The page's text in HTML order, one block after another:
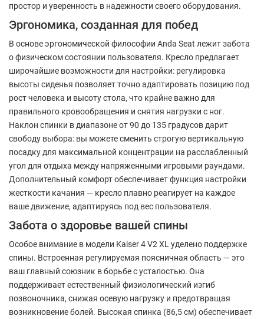
простор и уверенность в надежности своего оборудования.
Эргономика, созданная для побед
В основе эргономической философии Anda Seat лежит забота
о физическом состоянии пользователя. Кресло предлагает
широчайшие возможности для настройки: регулировка
высоты сиденья позволяет точно адаптировать позицию под
рост человека и высоту стола, что крайне важно для
правильного кровообращения и снятия нагрузки с ног.
Наклон спинки в диапазоне от 90 до 135 градусов дарит
свободу выбора: вы можете сменить строгую вертикальную
посадку для максимальной концентрации на расслабленный
угол для отдыха между напряженными игровыми раундами.
Дополнительный комфорт обеспечивает функция настройки
жесткости качания — кресло плавно реагирует на каждое
ваше движение, адаптируясь под вес пользователя.
Забота о здоровье вашей спины
Особое внимание в модели Kaiser 4 V2 XL уделено поддержке
спины. Встроенная регулируемая поясничная область — это
ваш главный союзник в борьбе с усталостью. Она
поддерживает естественный физиологический изгиб
позвоночника, снижая осевую нагрузку и предотвращая
возникновение болей. Высокая спинка (86,5 см) обеспечивает